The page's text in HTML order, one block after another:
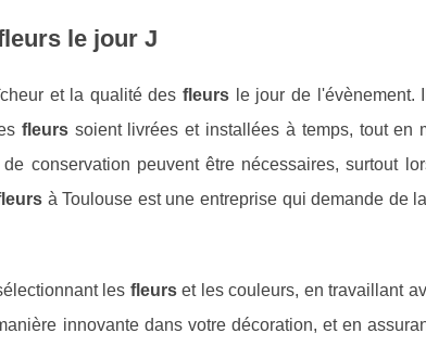
le jour J
et la qualité desfleurs le jour de l'évènement.
fleurssoient livrées et installées à temps, tout en
conservation peuvent être nécessaires, surtout
à Toulouse est une entreprise qui demande de
les fleurset les couleurs, en travaillant
innovante dans votre décoration, et en